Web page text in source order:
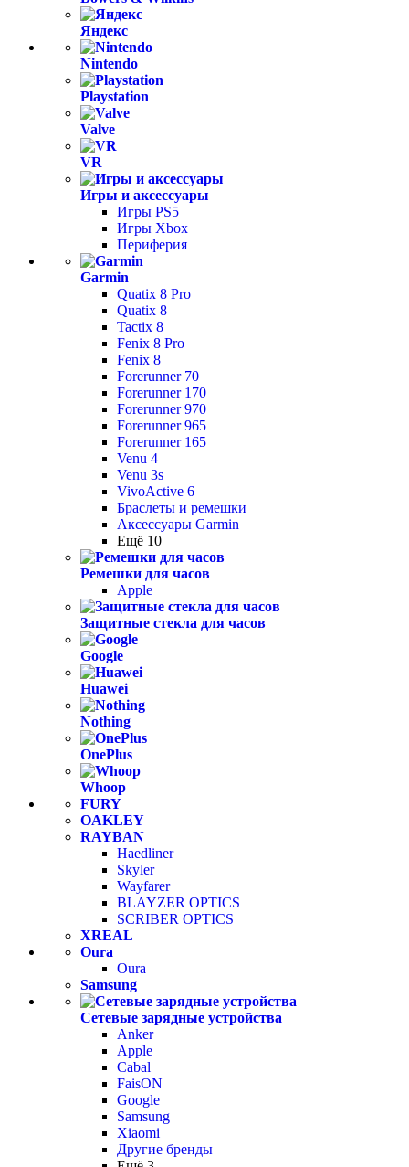
Яндекс
Nintendo
Playstation
Valve
VR
Игры и аксессуары
Игры PS5
Игры Xbox
Периферия
Garmin
Quatix 8 Pro
Quatix 8
Tactix 8
Fenix 8 Pro
Fenix 8
Forerunner 70
Forerunner 170
Forerunner 970
Forerunner 965
Forerunner 165
Venu 4
Venu 3s
VivoActive 6
Браслеты и ремешки
Аксессуары Garmin
Ещё 10
Ремешки для часов
Apple
Защитные стекла для часов
Google
Huawei
Nothing
OnePlus
Whoop
FURY
OAKLEY
RAYBAN
Haedliner
Skyler
Wayfarer
BLAYZER OPTICS
SCRIBER OPTICS
XREAL
Oura
Oura
Samsung
Сетевые зарядные устройства
Anker
Apple
Cabal
FaisON
Google
Samsung
Xiaomi
Другие бренды